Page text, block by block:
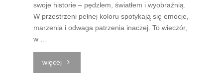
swoje historie – pędzlem, światłem i wyobraźnią.
W przestrzeni pełnej koloru spotykają się emocje,
marzenia i odwaga patrzenia inaczej. To wieczór,
w …
więcej"W